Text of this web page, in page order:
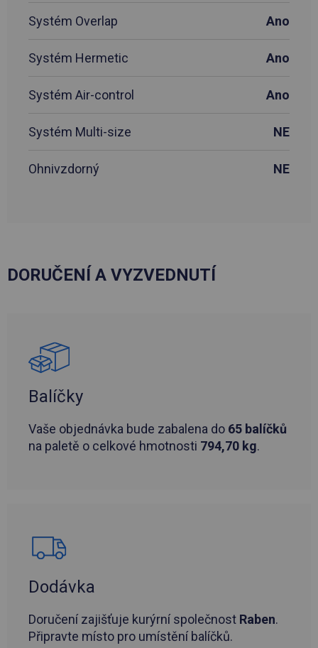
Systém Overlap Ano
Systém Hermetic Ano
Systém Air-control Ano
Systém Multi-size NE
Ohnivzdorný NE
DORUČENÍ A VYZVEDNUTÍ
Balíčky
Vaše objednávka bude zabalena do 65 balíčků
na paletě o celkové hmotnosti 794,70 kg.
Dodávka
Doručení zajišťuje kurýrní společnost Raben.
Připravte místo pro umístění balíčků.